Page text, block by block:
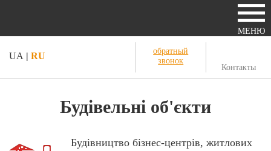
МЕНЮ
UA | RU
обратный
звонок
Контакты
Будівельні об'єкти
Будівництво бізнес-центрів, житлових